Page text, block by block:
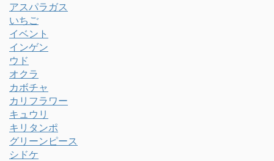
アスパラガス
いちご
イベント
インゲン
ウド
オクラ
カボチャ
カリフラワー
キュウリ
キリタンポ
グリーンピース
シドケ